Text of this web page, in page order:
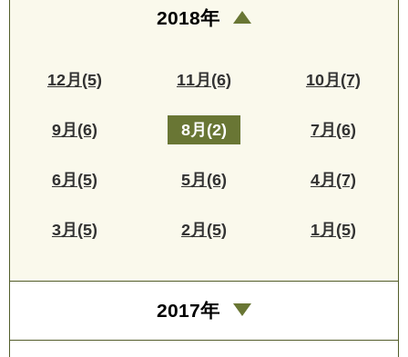
2018年
12月(5) 11月(6) 10月(7)
9月(6) 8月(2) 7月(6)
6月(5) 5月(6) 4月(7)
3月(5) 2月(5) 1月(5)
2017年